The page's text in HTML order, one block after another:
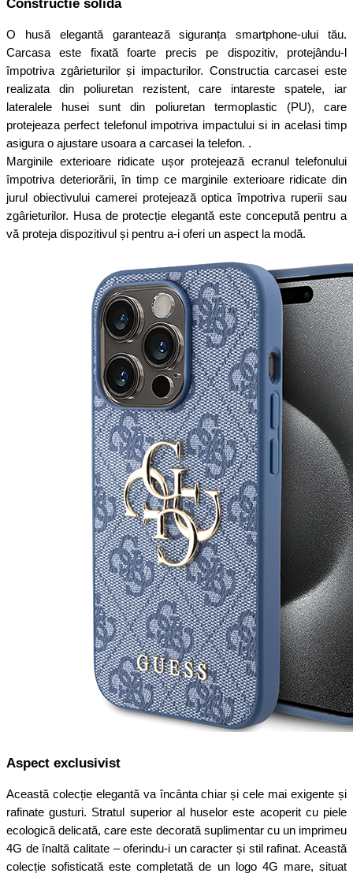
Constructie solida
O husă elegantă garantează siguranța smartphone-ului tău.
Carcasa este fixată foarte precis pe dispozitiv, protejându-l
împotriva zgârieturilor și impacturilor. Constructia carcasei este
realizata din poliuretan rezistent, care intareste spatele, iar
lateralele husei sunt din poliuretan termoplastic (PU), care
protejeaza perfect telefonul impotriva impactului si in acelasi timp
asigura o ajustare usoara a carcasei la telefon. .
Marginile exterioare ridicate ușor protejează ecranul telefonului
împotriva deteriorării, în timp ce marginile exterioare ridicate din
jurul obiectivului camerei protejează optica împotriva ruperii sau
zgârieturilor. Husa de protecție elegantă este concepută pentru a
vă proteja dispozitivul și pentru a-i oferi un aspect la modă.
Aspect exclusivist
Această colecție elegantă va încânta chiar și cele mai exigente și
rafinate gusturi. Stratul superior al huselor este acoperit cu piele
ecologică delicată, care este decorată suplimentar cu un imprimeu
4G de înaltă calitate – oferindu-i un caracter și stil rafinat. Această
colecție sofisticată este completată de un logo 4G mare, situat